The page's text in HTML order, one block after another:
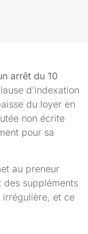
arrêt du 10
d’indexation
du loyer en
non écrite
pour sa
au preneur
des suppléments
et ce